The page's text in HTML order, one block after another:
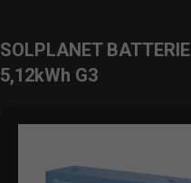
SOLPLANET BATTERIE
5,12kWh G3